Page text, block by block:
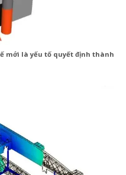
mới là yếu tố quyết định thành